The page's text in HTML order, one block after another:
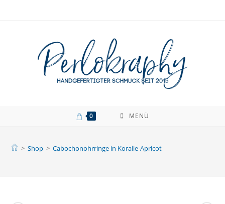
0 MENÜ
> Shop > Cabochonohrringe in Koralle-Apricot